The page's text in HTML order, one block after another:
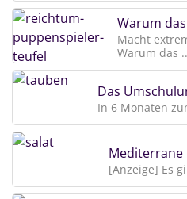
Warum das
Macht
Warum das
Das
In 6 Monaten
Mediterrane
[Anzeige] Es